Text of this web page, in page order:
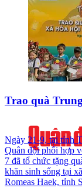
Trao quà
Ngày 21-9, tại tỉnh
Quân đội phối hợp
7 đã tổ chức tặng
khăn sinh sống tại
Romeas Haek, tỉnh